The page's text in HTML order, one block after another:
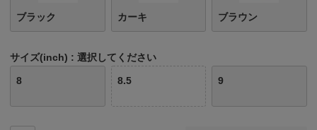
ブラック カーキ ブラウン
サイズ(inch) 選択してください
8 8.5 9